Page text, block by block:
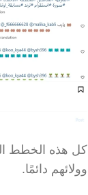
وولائهم دائمًا.